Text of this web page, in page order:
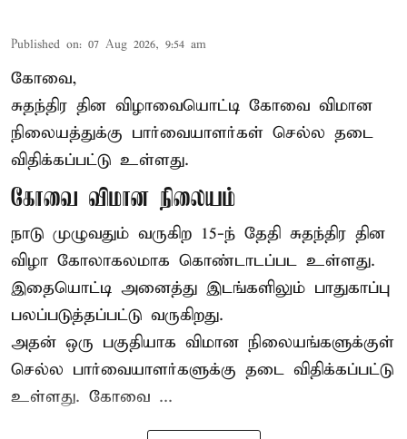
Published on: 07 Aug 2026, 9:54 am
கோவை,
சுதந்திர தின விழாவையொட்டி கோவை விமான
நிலையத்துக்கு பார்வையாளர்கள் செல்ல தடை
விதிக்கப்பட்டு உள்ளது.
கோவை விமான நிலையம்
நாடு முழுவதும் வருகிற 15-ந் தேதி சுதந்திர தின
விழா கோலாகலமாக கொண்டாடப்பட உள்ளது.
இதையொட்டி அனைத்து இடங்களிலும் பாதுகாப்பு
பலப்படுத்தப்பட்டு வருகிறது.
அதன் ஒரு பகுதியாக விமான நிலையங்களுக்குள்
செல்ல பார்வையாளர்களுக்கு தடை விதிக்கப்பட்டு
உள்ளது. கோவை ...